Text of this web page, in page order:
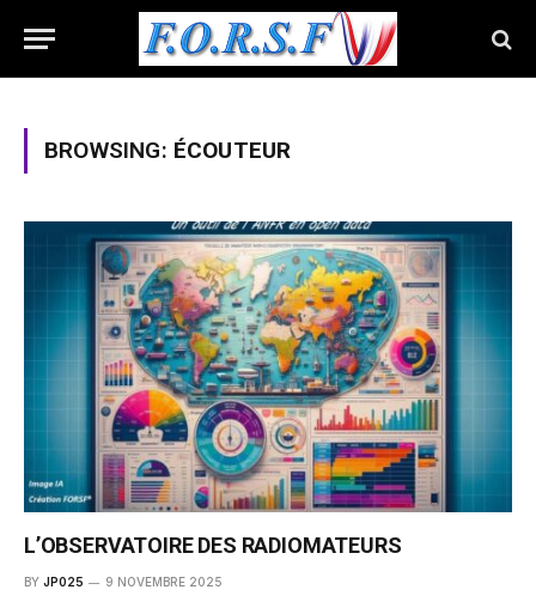
BROWSING: ÉCOUTEUR
L’OBSERVATOIRE DES RADIOMATEURS
BY JP025 9 NOVEMBRE 2025